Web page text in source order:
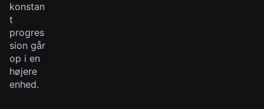
konstan
t
progres
sion går
op i en
højere
enhed.